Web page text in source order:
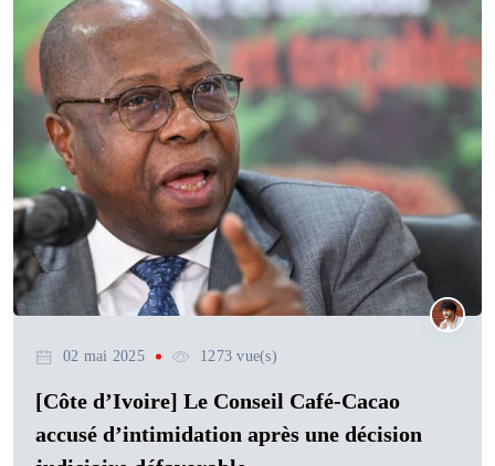
02 mai 2025 1273 vue(s)
[Côte d’Ivoire] Le Conseil Café-Cacao
accusé d’intimidation après une décision